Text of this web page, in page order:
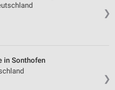
❯
❯
in Sonthofen